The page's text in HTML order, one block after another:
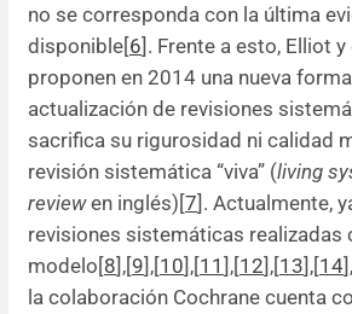
no se corresponda con la última
disponible[6]. Frente a esto, Elliot
proponen en 2014 una nueva
actualización de revisiones
sacrifica su rigurosidad ni calidad
revisión sistemática “viva” (living
reviewen inglés)[7]. Actualmente,
revisiones sistemáticas realizadas
modelo[8],[9],[10],[11 ],[12],[13],[14
la colaboración Cochrane cuenta